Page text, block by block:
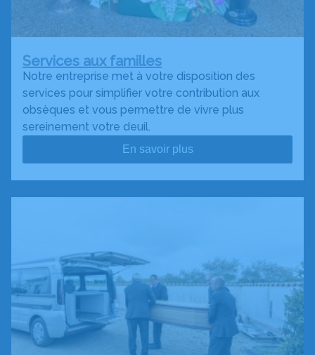
Services aux familles
Notre entreprise met à votre disposition des
services pour simplifier votre contribution aux
obsèques et vous permettre de vivre plus
sereinement votre deuil.
En savoir plus